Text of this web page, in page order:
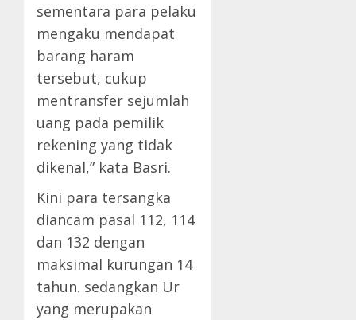
sementara para pelaku
mengaku mendapat
barang haram
tersebut, cukup
mentransfer sejumlah
uang pada pemilik
rekening yang tidak
dikenal,” kata Basri.
Kini para tersangka
diancam pasal 112, 114
dan 132 dengan
maksimal kurungan 14
tahun. sedangkan Ur
yang merupakan